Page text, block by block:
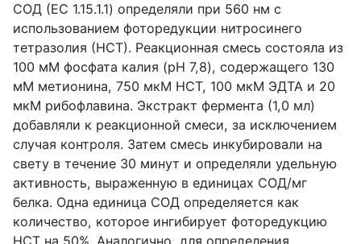
СОД (EC 1.15.1.1) определяли при 560 нм с
использованием фоторедукции нитросинего
тетразолия (НСТ). Реакционная смесь состояла из
100 мМ фосфата калия (pH 7,8), содержащего 130
мМ метионина, 750 мкМ НСТ, 100 мкМ ЭДТА и 20
мкМ рибофлавина. Экстракт фермента (1,0 мл)
добавляли к реакционной смеси, за исключением
случая контроля. Затем смесь инкубировали на
свету в течение 30 минут и определяли удельную
активность, выраженную в единицах СОД/мг
белка. Одна единица СОД определяется как
количество, которое ингибирует фоторедукцию